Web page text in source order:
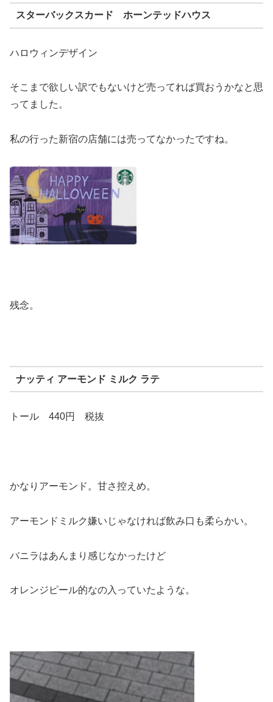
スターバックスカード ホーンテッドハウス
ハロウィンデザイン
そこまで欲しい訳でもないけど売ってれば買おうかなと思
ってました。
私の行った新宿の店舗には売ってなかったですね。
残念。
ナッティ アーモンド ミルク ラテ
トール 440円 税抜
かなりアーモンド。甘さ控えめ。
アーモンドミルク嫌いじゃなければ飲み口も柔らかい。
バニラはあんまり感じなかったけど
オレンジピール的なの入っていたような。